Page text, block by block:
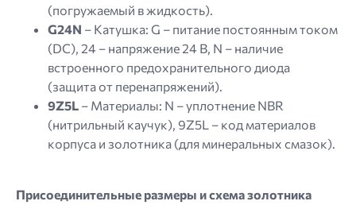
(погружаемый в жидкость).
G24N – Катушка: G – питание постоянным током
(DC), 24 – напряжение 24 В, N – наличие
встроенного предохранительного диода
(защита от перенапряжений).
9Z5L – Материалы: N – уплотнение NBR
(нитрильный каучук), 9Z5L – код материалов
корпуса и золотника (для минеральных смазок).
Присоединительные размеры и схема золотника